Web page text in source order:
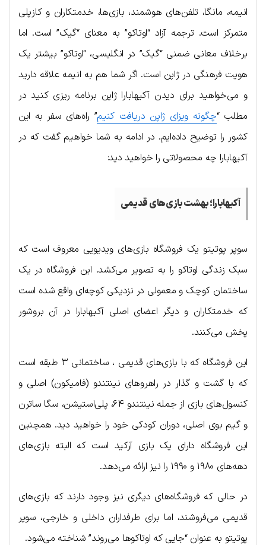
انیمه، مانگا، تلفن‌های هوشمند، بازی‌ها، خدمتکاران و کازپلی
متمرکز است. ترجمه آزاد “اوتاکو” به معنای “گیک” است. اما
برخلاف معانی ضمنی “گیک” در انگلیسی، “اوتاکو” بیشتر یک
هویت فرهنگی در ژاپن است. اگر شما هم به انیمه علاقه دارید
و می‌خواهید برای دیدن آکیهابارا ژاپن برنامه ریزی کنید در
مطلب “چگونه ویزای ژاپن دریافت کنیم” راه‌های سفر به این
کشور را توضیح داده‌ایم. در ادامه به شما خواهیم گفت که در
آکیهابارا چه محصولاتی را خواهید دید:
آکیهابارا؛ بهشت بازی‌های قدیمی
سوپر پوتیتو یک فروشگاه بازی‌های ویدیویی معروف است که
سبک زندگی اوتاکو را به تصویر می‌کشد. این فروشگاه در یک
ساختمان کوچک و معمولی در نزدیکی کوچه‌ای واقع شده است
که خدمتکاران و دیگر اعضای اصلی آکیهابارا در آن بروشور
پخش می‌کنند.
این فروشگاه که با بازی‌های قدیمی ، ساختمانی ۳ طبقه است
که با گشت و گذار در راهروهای نینتندو (فامیکون) اصلی و
کنسول‌های بازی از جمله نینتندو ۶۴، پلی‌استیشن، سگا ساترن
و گیم بوی اصلی، دوران کودکی خود را خواهید دید. همچنین
این فروشگاه دارای یک بازی آرکید است که البته بازی‌های
دهه‌های ۱۹۸۰ و ۱۹۹۰ را نیز ارائه می‌دهد.
در حالی که فروشگاه‌های دیگری نیز وجود دارند که بازی‌های
قدیمی می‌فروشند، اما برای طرفداران داخلی و خارجی، سوپر
پوتیتو به عنوان “جایی که اوتاکوها می‌روند” شناخته می‌شود.